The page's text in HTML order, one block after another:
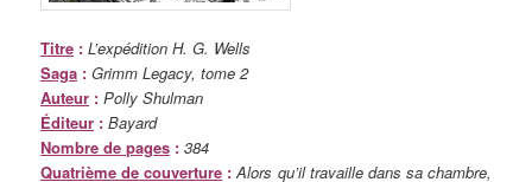
Titre : L’expédition H. G. Wells
Saga : Grimm Legacy, tome 2
Auteur :Polly Shulman
Éditeur : Bayard
Nombre de pages : 384
Quatrième de couverture :Alors qu’il travaille dans sa chambre,